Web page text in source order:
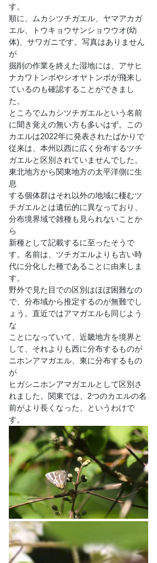
す。
順に、ムカシツチガエル、ヤマアカガ
エル、トウキョウサンショウウオ(幼
体)、サワガニです。写真はありません
が
掘削の作業を終えた湿地には、アサヒ
ナカワトンボやシオヤトンボが飛来し
ているのも確認することができまし
た。
ところでムカシツチガエルという名前
に聞き覚えの無い方も多いはず。この
カエルは2022年に発表されたばかりで
従来は、本州以西に広く分布するツチ
ガエルと区別されていませんでした。
東北地方から関東地方の太平洋側に生
息
する個体群はそれ以外の地域に棲むツ
チガエルとは遺伝的に異なっており、
分布境界域で雑種も見られないことか
ら
新種として記載するに至ったそうで
す。名前は、ツチガエルよりも古い時
代に分化した種であることに由来しま
す。
野外で見た目での区別はほぼ困難なの
で、分布域から推定するのが無難でし
ょう。直近ではアマガエルも同じよう
な
ことになっていて、近畿地方を境界と
して、それよりも西に分布するものが
ニホンアマガエル、東に分布するもの
が
ヒガシニホンアマガエルとして区別さ
れました。関東では、2つのカエルの名
前がより長くなった、というわけで
す。